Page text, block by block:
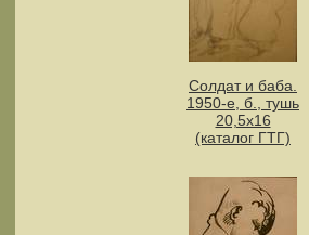
Солдат и баба.
1950-е, б., тушь
20,5х16
(каталог ГТГ)